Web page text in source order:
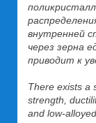
внутренней
через зерна
приводит к
There exists a
strength,
and low-